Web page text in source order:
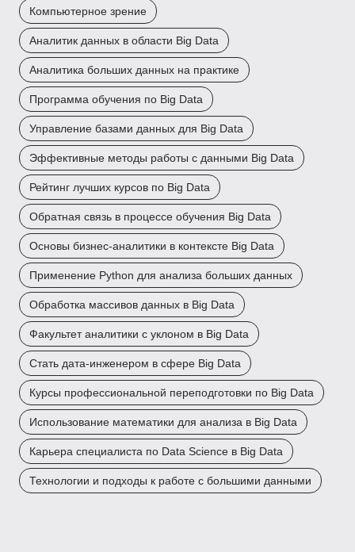
Компьютерное зрение
Аналитик данных в области Big Data
Аналитика больших данных на практике
Программа обучения по Big Data
Управление базами данных для Big Data
Эффективные методы работы с данными Big Data
Рейтинг лучших курсов по Big Data
Обратная связь в процессе обучения Big Data
Основы бизнес-аналитики в контексте Big Data
Применение Python для анализа больших данных
Обработка массивов данных в Big Data
Факультет аналитики с уклоном в Big Data
Стать дата-инженером в сфере Big Data
Курсы профессиональной переподготовки по Big Data
Использование математики для анализа в Big Data
Карьера специалиста по Data Science в Big Data
Технологии и подходы к работе с большими данными